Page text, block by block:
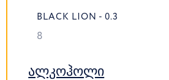
BLACK LION - 0.3
8
ალკოჰოლი